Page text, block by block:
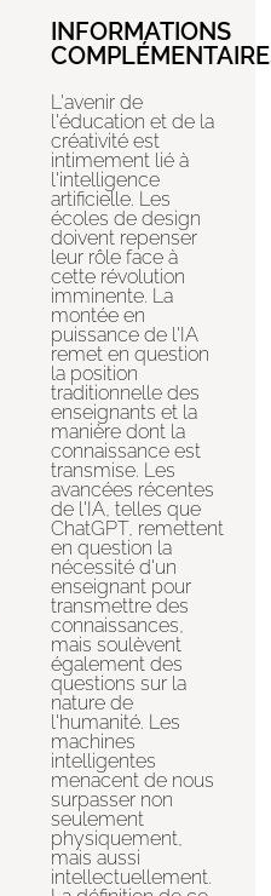
INFORMATIONS
L'avenir de
l'éducation et de la
créativité est
intimement lié à
l'intelligence
artificielle. Les
écoles de design
doivent repenser
leur rôle face à
cette révolution
imminente. La
montée en
puissance de l'IA
remet en question
la position
traditionnelle des
enseignants et la
manière dont la
connaissance est
transmise. Les
avancées récentes
de l'IA, telles que
ChatGPT, remettent
en question la
nécessité d'un
enseignant pour
transmettre des
connaissances,
mais soulèvent
également des
questions sur la
nature de
l'humanité. Les
machines
intelligentes
menacent de nous
surpasser non
seulement
physiquement,
mais aussi
intellectuellement.